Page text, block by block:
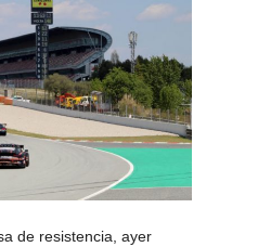
de resistencia, ayer